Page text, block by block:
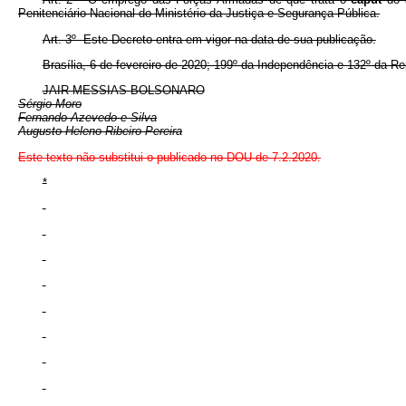
Penitenciário Nacional do Ministério da Justiça e Segurança Pública.
Art. 3º Este Decreto entra em vigor na data de sua publicação.
Brasília, 6 de fevereiro de 2020; 199º da Independência e 132º da
JAIR MESSIAS BOLSONARO
Sérgio Moro
Fernando Azevedo e Silva
Augusto Heleno Ribeiro Pereira
Este texto não substitui o publicado no DOU de 7.2.2020.
*